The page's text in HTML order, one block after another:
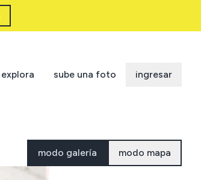
explora sube una foto ingresar
modo galería modo mapa